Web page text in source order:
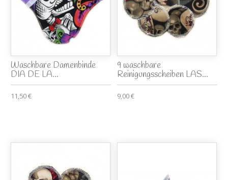
Waschbare Damenbinde
DIA DE LA...
11,50 €
9 waschbare
Reinigungsscheiben LAS...
9,00 €